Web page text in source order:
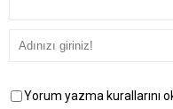
Yorum yazma kurallarını